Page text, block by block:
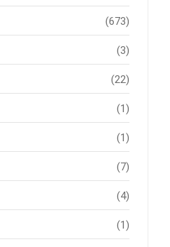
(673)
(3)
(22)
(1)
(1)
(7)
(4)
(1)